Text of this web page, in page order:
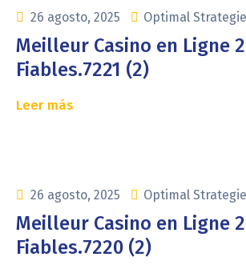
26 agosto, 2025 Optimal
Meilleur Casino en Ligne
Fiables.7221 (2)
Leer más
26 agosto, 2025 Optimal
Meilleur Casino en Ligne
Fiables.7220 (2)